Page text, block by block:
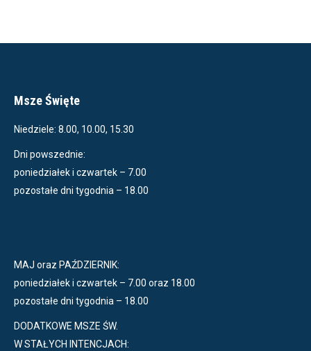
Msze Święte
Niedziele: 8.00, 10.00, 15.30
Dni powszednie:
poniedziałek i czwartek – 7.00
pozostałe dni tygodnia – 18.00
MAJ oraz PAŹDZIERNIK:
poniedziałek i czwartek – 7.00 oraz 18.00
pozostałe dni tygodnia – 18.00
DODATKOWE MSZE ŚW.
W STAŁYCH INTENCJACH: